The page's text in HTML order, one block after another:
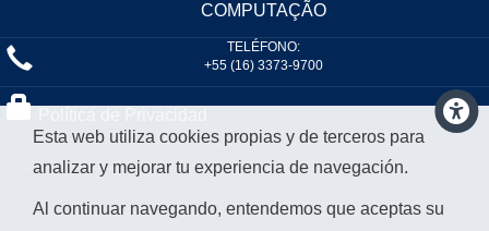
COMPUTAÇÃO
TELÉFONO:
+55 (16) 3373-9700
Esta web utiliza cookies propias y de terceros para
analizar y mejorar tu experiencia de navegación.
Al continuar navegando, entendemos que aceptas su